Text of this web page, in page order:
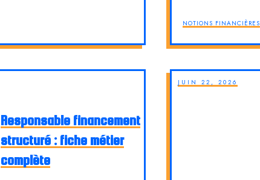
NOTIONS FINANCIÈRES
Responsable financement
structuré : fiche métier
complète
JUIN 22, 2026